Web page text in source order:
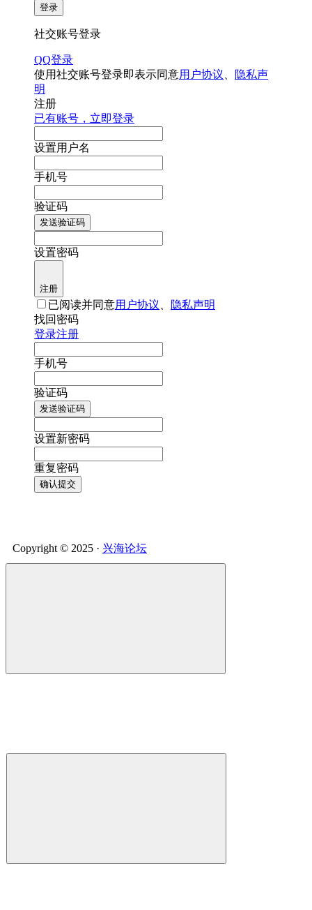
登录
社交账号登录
QQ登录
使用社交账号登录即表示同意用户协议
隐私声
明
注册
已有账号，立即登录
设置用户名
手机号
验证码
发送验证码
设置密码
注册
已阅读并同意用户协议
隐私声明
找回密码
登录注册
手机号
验证码
发送验证码
设置新密码
重复密码
确认提交
Copyright © 2025 · 兴海论坛